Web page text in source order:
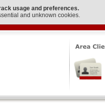
usage and preferences.
and unknown cookies.